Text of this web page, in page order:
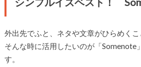
外出先でふと、ネタや文章がひらめくこ
そんな時に活用したいのが「Somenote
す。